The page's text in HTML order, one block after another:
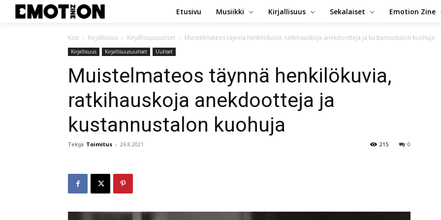
Etusivu Musiikki Kirjallisuus Sekalaiset Emotion Zine
Koti Kirjallisuus Kirjallisuusuutiset Muistelmateos täynnä henkilökuvia, ratkihauskoja anekdootteja ja kustannustalon kuohuja
Kirjallisuus Kirjallisuusuutiset Uutiset
Muistelmateos täynnä henkilökuvia,
ratkihauskoja anekdootteja ja
kustannustalon kuohuja
Tekijä Toimitus - 26.8.2021 0
215